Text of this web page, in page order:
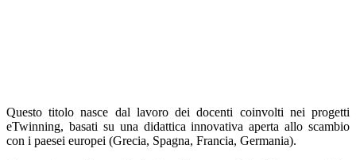
Questo titolo nasce dal lavoro dei docenti coinvolti nei progetti
eTwinning, basati su una didattica innovativa aperta allo scambio
con i paesei europei (Grecia, Spagna, Francia, Germania).